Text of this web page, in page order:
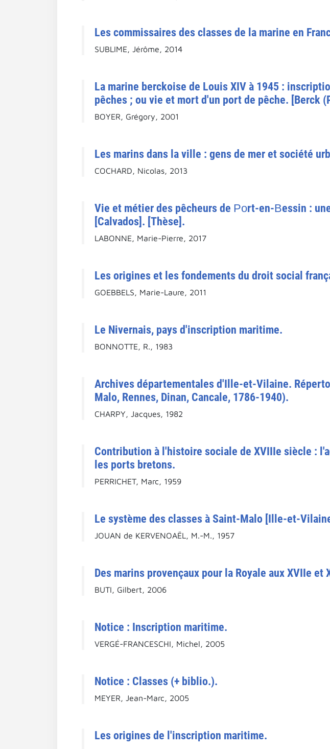
Les commissaires des classes de la marine en
SUBLIME, Jérôme, 2014
La marine berckoise de Louis XIV à 1945 :
pêches ; ou vie et mort d'un port de pêche. [Berck
BOYER, Grégory, 2001
Les marins dans la ville : gens de mer et société
COCHARD, Nicolas, 2013
Vie et métier des pêcheurs de Ροrt-en-Βessin :
[Calvados]. [Thèse].
LABONNE, Marie-Pierre, 2017
Les origines et les fondements du droit social
GOEBBELS, Marie-Laure, 2011
Le Nivernais, pays d'inscription maritime.
BONNOTTE, R., 1983
Archives départementales d'Ille-et-Vilaine.
Malo, Rennes, Dinan, Cancale, 1786-1940).
CHARPY, Jacques, 1982
Contribution à l'histoire sociale de XVIIIe siècle :
les ports bretons.
PERRICHET, Marc, 1959
Le système des classes à Saint-Malo [Ille-et-
JOUAN de KERVENOAËL, M.-M., 1957
Des marins provençaux pour la Royale aux XVIIe et
BUTI, Gilbert, 2006
Notice : Inscription maritime.
VERGÉ-FRANCESCHI, Michel, 2005
Notice : Classes (+ biblio.).
MEYER, Jean-Marc, 2005
Les origines de l'inscription maritime.